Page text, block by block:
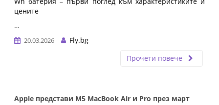
цените
…
20.03.2026
Fly.bg
Прочети повече
Apple представи M5 MacBook Air и Pro през март